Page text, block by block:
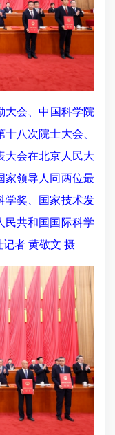
会、中国科学院
八次院士大会、
大会在北京人民大
家领导人同两位最
学奖、国家技术发
民共和国国际科学
者 黄敬文 摄